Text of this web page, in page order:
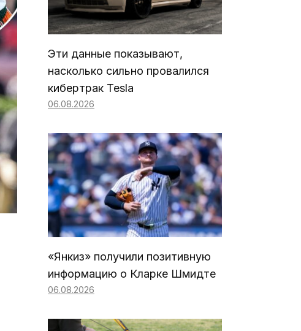
Эти данные показывают,
насколько сильно провалился
кибертрак Tesla
06.08.2026
«Янкиз» получили позитивную
информацию о Кларке Шмидте
06.08.2026